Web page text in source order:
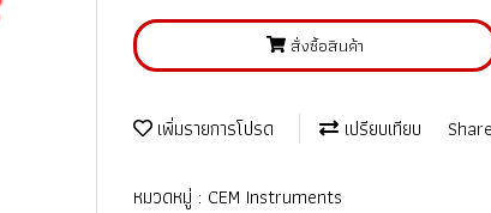
สั่งซื้อสินค้า
เพิ่มรายการโปรด เปรียบเทียบ Share
หมวดหมู่ : CEM Instruments